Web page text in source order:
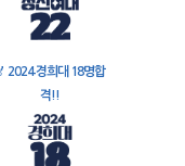
2024 경희대 18명합
격!!